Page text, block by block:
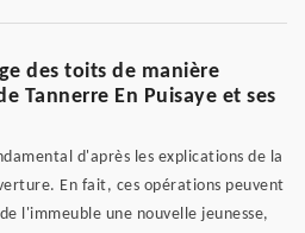
des toits de manière
Tannerre En Puisaye et ses
d'après les explications de la
En fait, ces opérations peuvent
l'immeuble une nouvelle jeunesse,